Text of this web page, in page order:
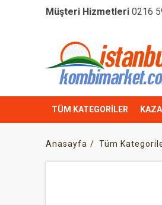
Müşteri Hizmetleri 0216
TÜM KATEGORİLER
Anasayfa Tüm